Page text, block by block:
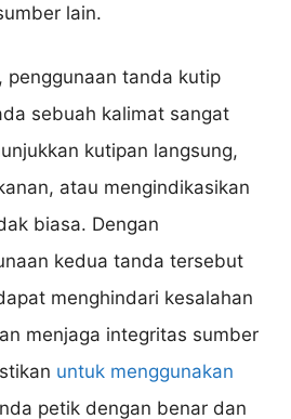
lain.
penggunaan tanda kutip
sebuah kalimat sangat
kutipan langsung,
atau mengindikasikan
biasa. Dengan
kedua tanda tersebut
menghindari kesalahan
menjaga integritas sumber
untuk menggunakan
petik dengan benar dan